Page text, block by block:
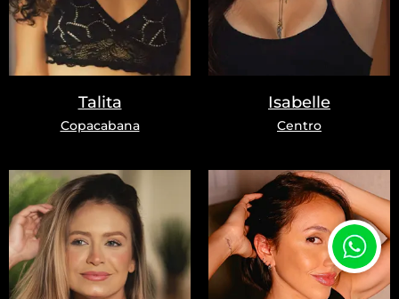
Talita
Copacabana
Isabelle
Centro